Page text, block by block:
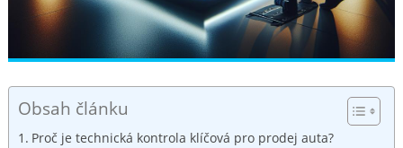
Obsah článku
Proč je technická kontrola klíčová pro prodej auta?